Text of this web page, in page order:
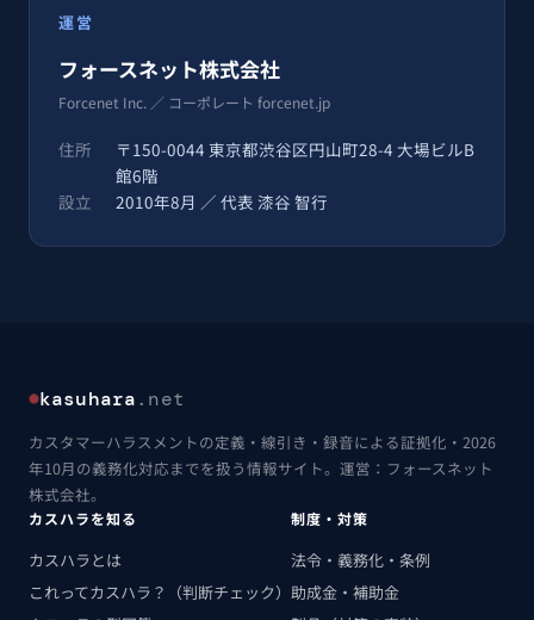
運営
フォースネット株式会社
Forcenet Inc. ／ コーポレート forcenet.jp
住所
〒150-0044 東京都渋谷区円山町28-4 大場ビルB
館6階
設立
2010年8月 ／ 代表 漆谷 智行
kasuhara.net
カスタマーハラスメントの定義・線引き・録音による証拠化・2026
年10月の義務化対応までを扱う情報サイト。運営：フォースネット
株式会社。
カスハラを知る
カスハラとは
これってカスハラ？（判断チェック）
制度・対策
法令・義務化・条例
助成金・補助金